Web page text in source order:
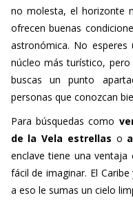
no molesta, el horizonte
ofrecen buenas
astronómica. No
núcleo más turístico,
buscas un punto
personas que conozcan
Para búsquedas como
de la Vela estrellas o
enclave tiene una ventaja
fácil de imaginar. El
a eso le sumas un cielo